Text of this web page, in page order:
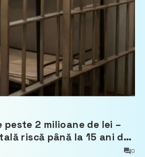
peste 2 milioane de lei –
riscă până la 15 ani de
0